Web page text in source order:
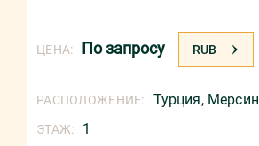
ЦЕНА: По запросу RUB
РАСПОЛОЖЕНИЕ: Турция, Мерсин
ЭТАЖ: 1